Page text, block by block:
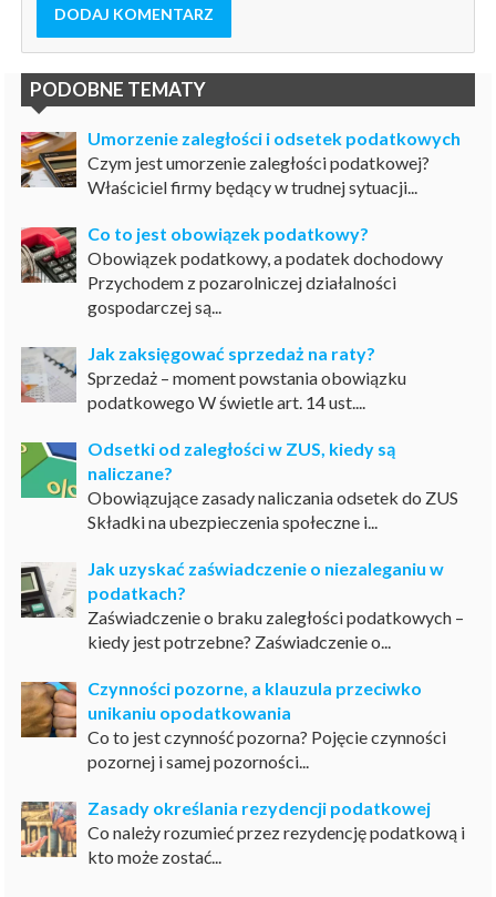
DODAJ KOMENTARZ
PODOBNE TEMATY
Umorzenie zaległości i odsetek podatkowych
Czym jest umorzenie zaległości podatkowej?
Właściciel firmy będący w trudnej sytuacji...
Co to jest obowiązek podatkowy?
Obowiązek podatkowy, a podatek dochodowy
Przychodem z pozarolniczej działalności
gospodarczej są...
Jak zaksięgować sprzedaż na raty?
Sprzedaż – moment powstania obowiązku
podatkowego W świetle art. 14 ust....
Odsetki od zaległości w ZUS, kiedy są
naliczane?
Obowiązujące zasady naliczania odsetek do ZUS
Składki na ubezpieczenia społeczne i...
Jak uzyskać zaświadczenie o niezaleganiu w
podatkach?
Zaświadczenie o braku zaległości podatkowych –
kiedy jest potrzebne? Zaświadczenie o...
Czynności pozorne, a klauzula przeciwko
unikaniu opodatkowania
Co to jest czynność pozorna? Pojęcie czynności
pozornej i samej pozorności...
Zasady określania rezydencji podatkowej
Co należy rozumieć przez rezydencję podatkową i
kto może zostać...